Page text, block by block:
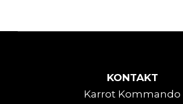
KONTAKT
Karrot Kommando